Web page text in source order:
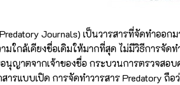
Journals) เป็นวารสารที่จัดทำอ
มใกล้เคียงชื่อเดิมให้มากที่สุด ไม่มีวิธีการจั
ญาตจากเจ้าของชื่อ กระบวนการตรวจสอ
ารแบบเปิด การจัดทำวารสาร Predatory